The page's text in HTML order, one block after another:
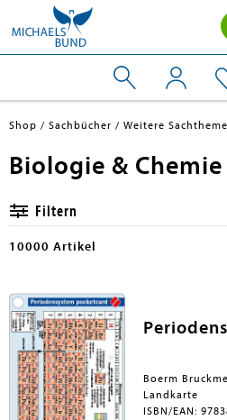
Shop Sachbücher Weitere
Biologie & Chemie
Filtern
10000 Artikel
Boerm
Landkarte
ISBN/EAN: